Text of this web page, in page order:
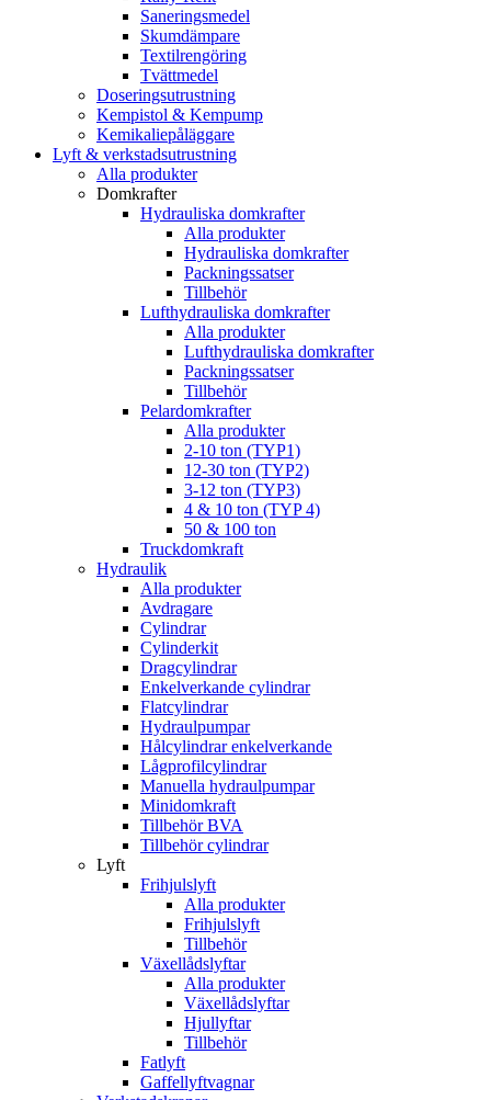
Saneringsmedel
Skumdämpare
Textilrengöring
Tvättmedel
Doseringsutrustning
Kempistol & Kempump
Kemikaliepåläggare
Lyft & verkstadsutrustning
Alla produkter
Domkrafter
Hydrauliska domkrafter
Alla produkter
Hydrauliska domkrafter
Packningssatser
Tillbehör
Lufthydrauliska domkrafter
Alla produkter
Lufthydrauliska domkrafter
Packningssatser
Tillbehör
Pelardomkrafter
Alla produkter
2-10 ton (TYP1)
12-30 ton (TYP2)
3-12 ton (TYP3)
4 & 10 ton (TYP 4)
50 & 100 ton
Truckdomkraft
Hydraulik
Alla produkter
Avdragare
Cylindrar
Cylinderkit
Dragcylindrar
Enkelverkande cylindrar
Flatcylindrar
Hydraulpumpar
Hålcylindrar enkelverkande
Lågprofilcylindrar
Manuella hydraulpumpar
Minidomkraft
Tillbehör BVA
Tillbehör cylindrar
Lyft
Frihjulslyft
Alla produkter
Frihjulslyft
Tillbehör
Växellådslyftar
Alla produkter
Växellådslyftar
Hjullyftar
Tillbehör
Fatlyft
Gaffellyftvagnar